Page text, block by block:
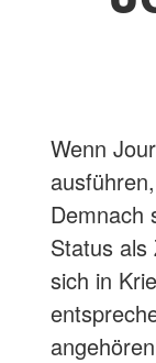
Wenn
Demnach
Status
sich in